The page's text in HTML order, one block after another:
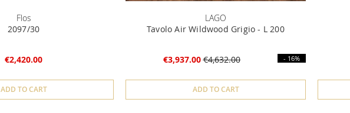
Flos
2097/30
€2,420.00
ADD TO CART
LAGO
Tavolo Air Wildwood Grigio - L 200
€3,937.00 €4,632.00 - 16%
ADD TO CART